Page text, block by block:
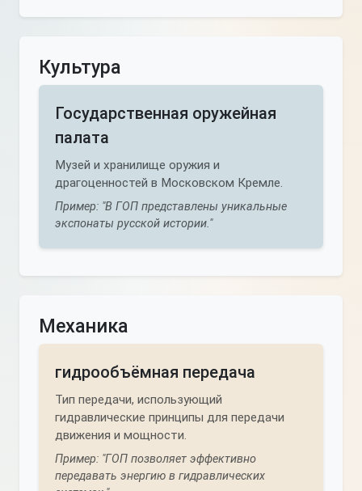
Культура
Государственная оружейная
палата
Музей и хранилище оружия и
драгоценностей в Московском Кремле.
Пример: "В ГОП представлены уникальные
экспонаты русской истории."
Механика
гидрообъёмная передача
Тип передачи, использующий
гидравлические принципы для передачи
движения и мощности.
Пример: "ГОП позволяет эффективно
передавать энергию в гидравлических